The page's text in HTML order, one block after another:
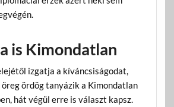
is Kimondatlan
izgatja a kíváncsiságodat,
öreg ördög tanyázik a Kimondatlan
hát végül erre is választ kapsz.